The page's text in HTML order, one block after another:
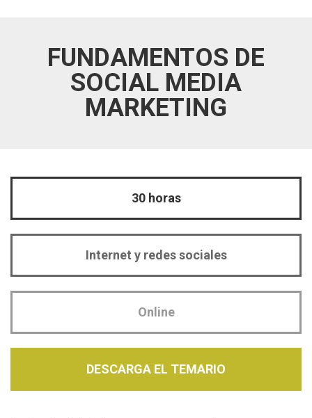
FUNDAMENTOS DE
SOCIAL MEDIA
MARKETING
30 horas
Internet y redes sociales
Online
DESCARGA EL TEMARIO